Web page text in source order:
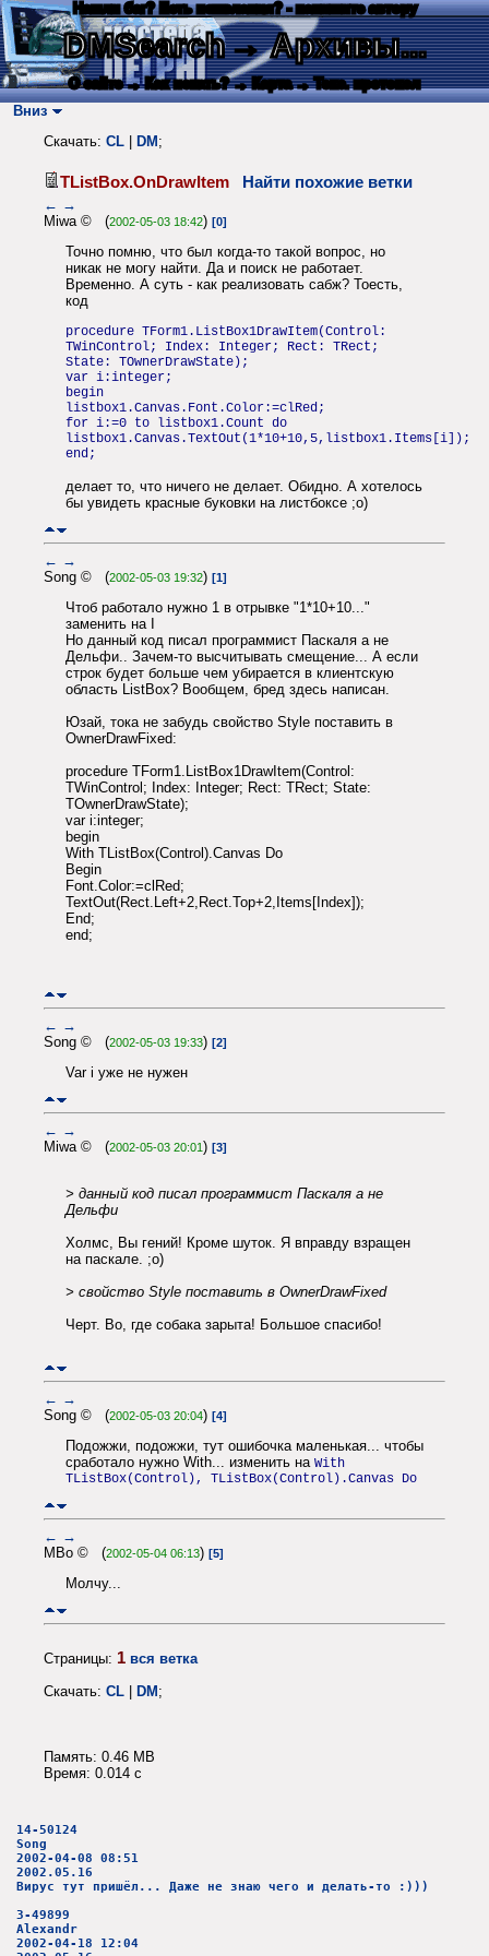
Нашли баг? Есть пожелания? - напишите автору
DMSearch→ Архивы...
О сайте → Как искать? → Карта → Текс. протокол
Вниз
Скачать: CL DM ;
TListBox.OnDrawItem Найти похожие ветки
← →
Miwa © (2002-05-03 18:42) [0]
Точно помню, что был когда-то такой вопрос, но
никак не могу найти. Да и поиск не работает.
Временно. А суть - как реализовать сабж? Тоесть,
код
procedure TForm1.ListBox1DrawItem(Control:
TWinControl; Index: Integer; Rect: TRect;
State: TOwnerDrawState);
var i:integer;
begin
listbox1.Canvas.Font.Color:=clRed;
for i:=0 to listbox1.Count do
listbox1.Canvas.TextOut(1*10+10,5,listbox1.Items[i]);
end;
делает то, что ничего не делает. Обидно. А хотелось
бы увидеть красные буковки на листбоксе ;о)
← →
Song © (2002-05-03 19:32) [1]
Чтоб работало нужно 1 в отрывке "1*10+10..."
заменить на I
Но данный код писал программист Паскаля а не
Дельфи.. Зачем-то высчитывать смещение... А если
строк будет больше чем убирается в клиентскую
область ListBox? Вообщем, бред здесь написан.
Юзай, тока не забудь свойство Style поставить в
OwnerDrawFixed:
procedure TForm1.ListBox1DrawItem(Control:
TWinControl; Index: Integer; Rect: TRect; State:
TOwnerDrawState);
var i:integer;
begin
With TListBox(Control).Canvas Do
Begin
Font.Color:=clRed;
TextOut(Rect.Left+2,Rect.Top+2,Items[Index]);
End;
end;
← →
Song © (2002-05-03 19:33) [2]
Var i уже не нужен
← →
Miwa © (2002-05-03 20:01) [3]
> данный код писал программист Паскаля а не
Дельфи
Холмс, Вы гений! Кроме шуток. Я вправду взращен
на паскале. ;о)
> свойство Style поставить в OwnerDrawFixed
Черт. Во, где собака зарыта! Большое спасибо!
← →
Song © (2002-05-03 20:04) [4]
Подожжи, подожжи, тут ошибочка маленькая... чтобы
сработало нужно With... изменить на With
TListBox(Control), TListBox(Control).Canvas Do
← →
MBo © (2002-05-04 06:13) [5]
Молчу...
Страницы: 1 вся ветка
Скачать: CL | DM;
Память: 0.46 MB
Время: 0.014 c
14-50124
Song
2002-04-08 08:51
2002.05.16
Вирус тут пришёл... Даже не знаю чего и делать-то :)))
3-49899
Alexandr
2002-04-18 12:04